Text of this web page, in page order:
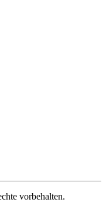
vorbehalten.